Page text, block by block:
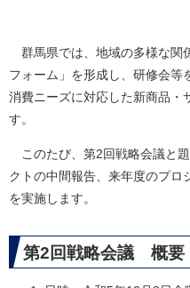
群馬県では、地域の多様な関
フォーム」を形成し、研修会等
消費ニーズに対応した新商品・
す。
このたび、第2回戦略会議と
クトの中間報告、来年度のプロ
を実施します。
第2回戦略会議 概要